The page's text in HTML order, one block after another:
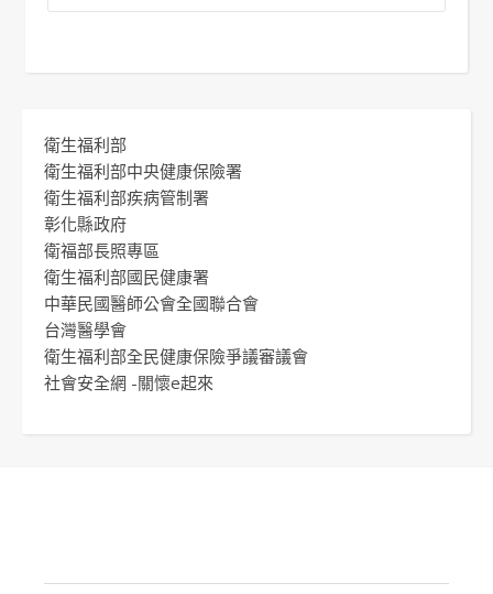
衛生福利部
衛生福利部中央健康保險署
衛生福利部疾病管制署
彰化縣政府
衛福部長照專區
衛生福利部國民健康署
中華民國醫師公會全國聯合會
台灣醫學會
衛生福利部全民健康保險爭議審議會
社會安全網 -關懷e起來